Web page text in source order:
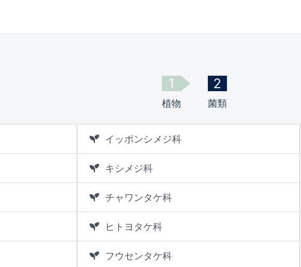
植物 菌類
イッポンシメジ科
キシメジ科
チャワンタケ科
ヒトヨタケ科
フウセンタケ科